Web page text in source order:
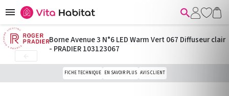
 
Borne Avenue 3 N°6 LED Warm Vert 067 Diffuseur clair
- PRADIER 103123067
FICHE TECHNIQUE EN SAVOIR PLUS AVIS CLIENT